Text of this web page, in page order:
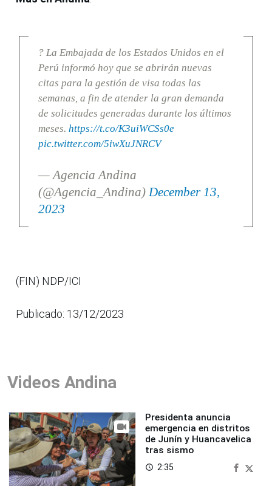
? La Embajada de los Estados Unidos en el
Perú informó hoy que se abrirán nuevas
citas para la gestión de visa todas las
semanas, a fin de atender la gran demanda
de solicitudes generadas durante los últimos
meses. https://t.co/K3uiWCSs0e
pic.twitter.com/5iwXuJNRCV
— Agencia Andina
(@Agencia_Andina)December 13,
2023
(FIN) NDP/ICI
Publicado: 13/12/2023
Videos Andina
Presidenta anuncia
emergencia en distritos
de Junín y Huancavelica
tras sismo
access_time 2:35